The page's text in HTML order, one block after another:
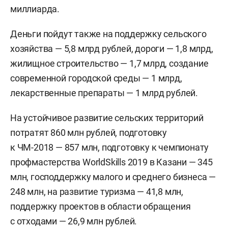
миллиарда.
Деньги пойдут также на поддержку сельского
хозяйства — 5,8 млрд рублей, дороги — 1,8 млрд,
жилищное строительство — 1,7 млрд, создание
современной городской среды — 1 млрд,
лекарственные препараты — 1 млрд рублей.
На устойчивое развитие сельских территорий
потратят 860 млн рублей, подготовку
к ЧМ-2018 — 857 млн, подготовку к чемпионату
профмастерства WorldSkills 2019 в Казани — 345
млн, господдержку малого и среднего бизнеса —
248 млн, на развитие туризма — 41,8 млн,
поддержку проектов в области обращения
с отходами — 26,9 млн рублей.